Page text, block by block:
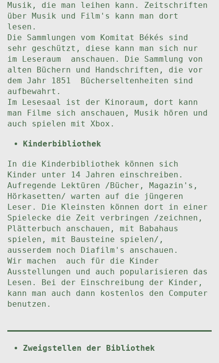
Musik, die man leihen kann. Zeitschriften
über Musik und Film's kann man dort
lesen.
Die Sammlungen vom Komitat Békés sind
sehr geschützt, diese kann man sich nur
im Leseraum anschauen. Die Sammlung von
alten Büchern und Handschriften, die vor
dem Jahr 1851 Bücherseltenheiten sind
aufbewahrt.
Im Lesesaal ist der Kinoraum, dort kann
man Filme sich anschauen, Musik hören und
auch spielen mit Xbox.
Kinderbibliothek
In die Kinderbibliothek können sich
Kinder unter 14 Jahren einschreiben.
Aufregende Lektüren /Bücher, Magazin's,
Hörkasetten/ warten auf die jüngeren
Leser. Die Kleinsten können dort in einer
Spielecke die Zeit verbringen /zeichnen,
Plätterbuch anschauen, mit Babahaus
spielen, mit Bausteine spielen/,
ausserdem noch Diafilm's anschauen.
Wir machen auch für die Kinder
Ausstellungen und auch popularisieren das
Lesen. Bei der Einschreibung der Kinder,
kann man auch dann kostenlos den Computer
benutzen.
Zweigstellen der Bibliothek